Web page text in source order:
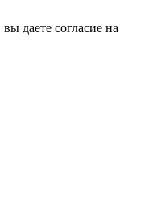
даете согласие на